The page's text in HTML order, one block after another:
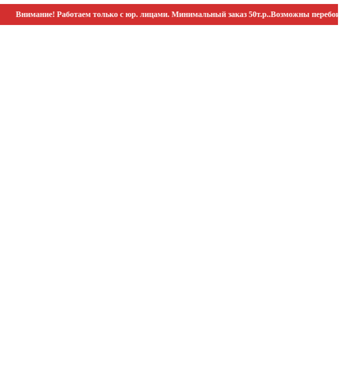
Внимание! Работаем только с юр. лицами. Минимальный заказ 50т.р..Возможны перебои со